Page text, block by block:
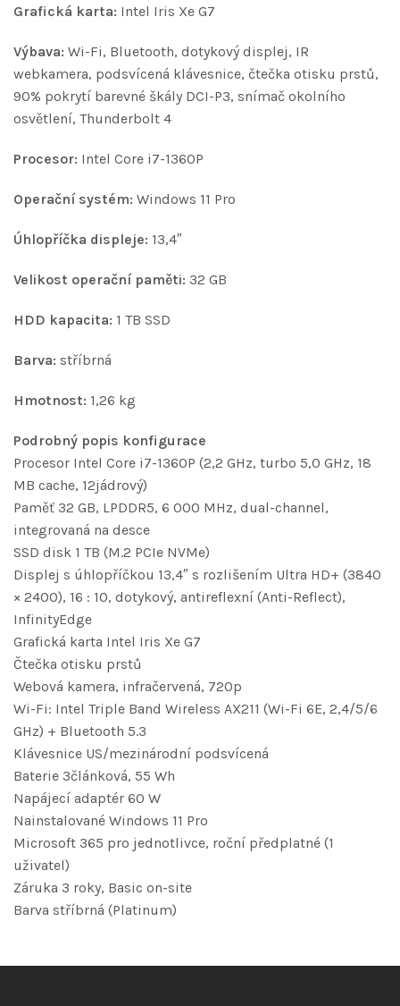
Grafická karta: Intel Iris Xe G7
Výbava: Wi-Fi, Bluetooth, dotykový displej, IR
webkamera, podsvícená klávesnice, čtečka otisku prstů,
90% pokrytí barevné škály DCI-P3, snímač okolního
osvětlení, Thunderbolt 4
Procesor: Intel Core i7-1360P
Operační systém: Windows 11 Pro
Úhlopříčka displeje: 13,4″
Velikost operační paměti: 32 GB
HDD kapacita: 1 TB SSD
Barva: stříbrná
Hmotnost: 1,26 kg
Podrobný popis konfigurace
Procesor Intel Core i7-1360P (2,2 GHz, turbo 5,0 GHz, 18
MB cache, 12jádrový)
Paměť 32 GB, LPDDR5, 6 000 MHz, dual-channel,
integrovaná na desce
SSD disk 1 TB (M.2 PCIe NVMe)
Displej s úhlopříčkou 13,4″ s rozlišením Ultra HD+ (3840
× 2400), 16 : 10, dotykový, antireflexní (Anti-Reflect),
InfinityEdge
Grafická karta Intel Iris Xe G7
Čtečka otisku prstů
Webová kamera, infračervená, 720p
Wi-Fi: Intel Triple Band Wireless AX211 (Wi-Fi 6E, 2,4/5/6
GHz) + Bluetooth 5.3
Klávesnice US/mezinárodní podsvícená
Baterie 3článková, 55 Wh
Napájecí adaptér 60 W
Nainstalované Windows 11 Pro
Microsoft 365 pro jednotlivce, roční předplatné (1
uživatel)
Záruka 3 roky, Basic on-site
Barva stříbrná (Platinum)